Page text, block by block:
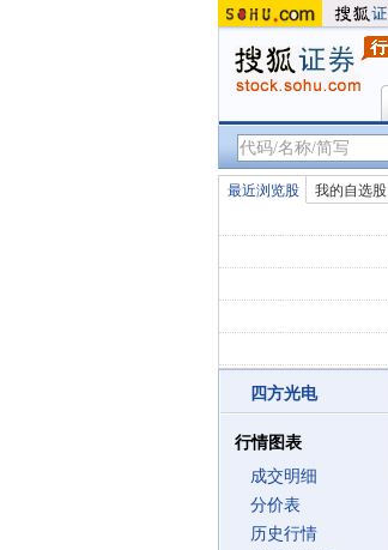
最近浏览股 我的自选股
四方光电
行情图表
成交明细
分价表
历史行情